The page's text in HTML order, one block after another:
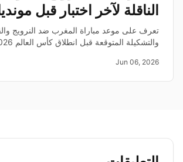
الناقلة لآخر اختبار قبل مونديال
تعرف على موعد مباراة المغرب ضد النرويج
والتشكيلة المتوقعة قبل انطلاق كأس العالم 2026.
Jun 06, 2026